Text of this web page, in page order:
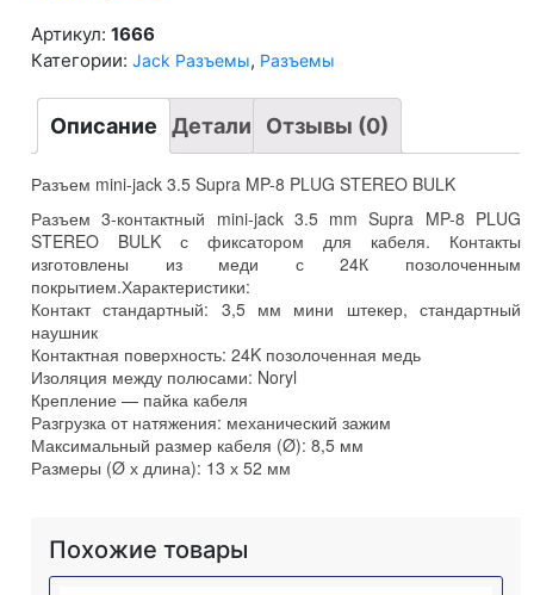
MP-
8
PLUG
BULK
Артикул:1666
Категории:Jack Разъемы, Разъемы
Описание Детали Отзывы (0)
Разъем mini-jack 3.5 Supra MP-8 PLUG STEREO BULK
Разъем 3-контактный mini-jack 3.5 mm Supra MP-8 PLUG
STEREO BULK с фиксатором для кабеля. Контакты
изготовлены из меди с 24К позолоченным
покрытием.Характеристики:
Контакт стандартный: 3,5 мм мини штекер, стандартный
наушник
Контактная поверхность: 24K позолоченная медь
Изоляция между полюсами: Noryl
Крепление — пайка кабеля
Разгрузка от натяжения: механический зажим
Максимальный размер кабеля (Ø): 8,5 мм
Размеры (Ø х длина): 13 х 52 мм
Похожие товары